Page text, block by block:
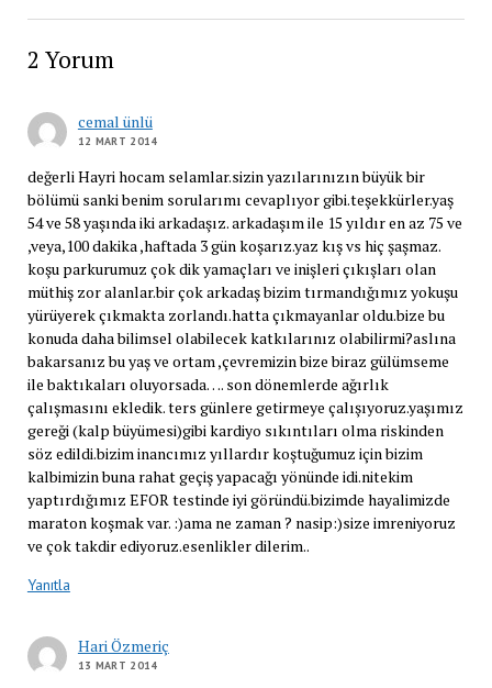
2 Yorum
cemal ünlü
12 MART 2014
değerli Hayri hocam selamlar.sizin yazılarınızın büyük bir
bölümü sanki benim sorularımı cevaplıyor gibi.teşekkürler.yaş
54 ve 58 yaşında iki arkadaşız. arkadaşım ile 15 yıldır en az 75 ve
,veya,100 dakika ,haftada 3 gün koşarız.yaz kış vs hiç şaşmaz.
koşu parkurumuz çok dik yamaçları ve inişleri çıkışları olan
müthiş zor alanlar.bir çok arkadaş bizim tırmandığımız yokuşu
yürüyerek çıkmakta zorlandı.hatta çıkmayanlar oldu.bize bu
konuda daha bilimsel olabilecek katkılarınız olabilirmi?aslına
bakarsanız bu yaş ve ortam ,çevremizin bize biraz gülümseme
ile baktıkaları oluyorsada…. son dönemlerde ağırlık
çalışmasını ekledik. ters günlere getirmeye çalışıyoruz.yaşımız
gereği (kalp büyümesi)gibi kardiyo sıkıntıları olma riskinden
söz edildi.bizim inancımız yıllardır koştuğumuz için bizim
kalbimizin buna rahat geçiş yapacağı yönünde idi.nitekim
yaptırdığımız EFOR testinde iyi göründü.bizimde hayalimizde
maraton koşmak var. :)ama ne zaman ? nasip:)size imreniyoruz
ve çok takdir ediyoruz.esenlikler dilerim..
Yanıtla
Hari Özmeriç
13 MART 2014